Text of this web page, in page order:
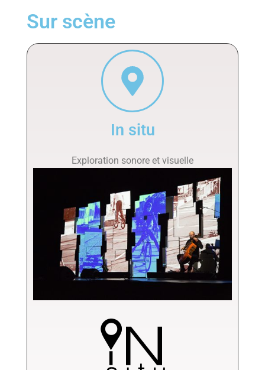
Sur scène
In situ
Exploration sonore et visuelle